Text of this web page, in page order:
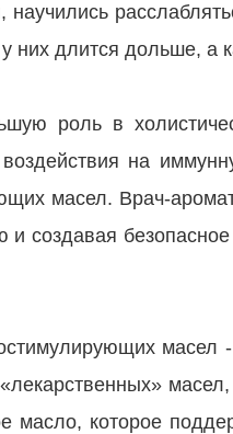
научились
них длится дольше, а
роль в
воздействия на
масел. Врач-
создавая
масел
масло, которое